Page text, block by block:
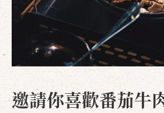
邀請你喜歡番茄牛